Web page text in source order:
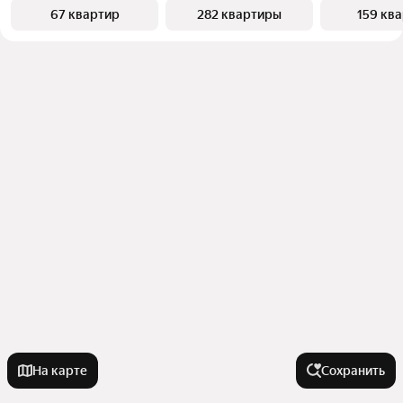
67 квартир 282 квартиры 159
На карте Сохранить